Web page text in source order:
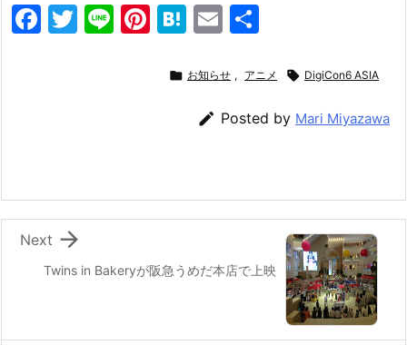
F
o
k
T
Li Pi
er
H
e
a
E
ai
l
 お知らせ , アニメ  DigiCon6 ASIA
 Posted by Mari Miyazawa
Twins in Bakeryが阪急うめだ本店で上映

Next